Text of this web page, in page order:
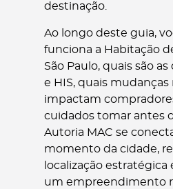
destinação.
Ao longo deste guia,
funciona a Habitação
São Paulo, quais são
e HIS, quais
impactam
cuidados tomar antes
Autoria MAC se
momento da cidade,
localização estratégica
um empreendimento